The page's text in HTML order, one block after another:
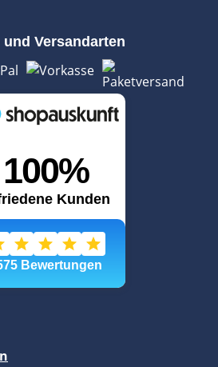
und Versandarten